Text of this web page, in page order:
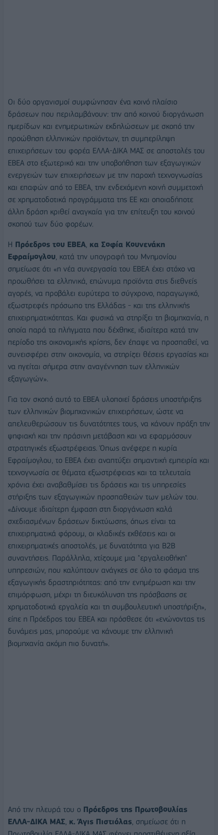
Οι δύο οργανισμοί συμφώνησαν ένα κοινό πλαίσιο
δράσεων που περιλαμβάνουν: την από κοινού διοργάνωση
ημερίδων και ενημερωτικών εκδηλώσεων με σκοπό την
προώθηση ελληνικών προϊόντων, τη συμπερίληψη
επιχειρήσεων του φορέα ΕΛΛΑ-ΔΙΚΑ ΜΑΣ σε αποστολές του
ΕΒΕΑ στο εξωτερικό και την υποβοήθηση των εξαγωγικών
ενεργειών των επιχειρήσεων με την παροχή τεχνογνωσίας
και επαφών από το ΕΒΕΑ, την ενδεχόμενη κοινή συμμετοχή
σε χρηματοδοτικά προγράμματα της ΕΕ και οποιαδήποτε
άλλη δράση κριθεί αναγκαία για την επίτευξη του κοινού
σκοπού των δύο φορέων.
Η Πρόεδρος του ΕΒΕΑ, κα Σοφία Κουνενάκη
Εφραίμογλου, κατά την υπογραφή του Μνημονίου
σημείωσε ότι «η νέα συνεργασία του ΕΒΕΑ έχει στόχο να
προωθήσει τα ελληνικά, επώνυμα προϊόντα στις διεθνείς
αγορές, να προβάλει ευρύτερα το σύγχρονο, παραγωγικό,
εξωστρεφές πρόσωπο της Ελλάδας - και της ελληνικής
επιχειρηματικότητας. Και φυσικά να στηρίξει τη βιομηχανία, η
οποία παρά τα πλήγματα που δέχθηκε, ιδιαίτερα κατά την
περίοδο της οικονομικής κρίσης, δεν έπαψε να προσπαθεί, να
συνεισφέρει στην οικονομία, να στηρίζει θέσεις εργασίας και
να ηγείται σήμερα στην αναγέννηση των ελληνικών
εξαγωγών».
Για τον σκοπό αυτό το ΕΒΕΑ υλοποιεί δράσεις υποστήριξης
των ελληνικών βιομηχανικών επιχειρήσεων, ώστε να
απελευθερώσουν τις δυνατότητες τους, να κάνουν πράξη την
ψηφιακή και την πράσινη μετάβαση και να εφαρμόσουν
στρατηγικές εξωστρέφειας. Όπως ανέφερε η κυρία
Εφραίμογλου, το ΕΒΕΑ έχει αναπτύξει σημαντική εμπειρία και
τεχνογνωσία σε θέματα εξωστρέφειας και τα τελευταία
χρόνια έχει αναβαθμίσει τις δράσεις και τις υπηρεσίες
στήριξης των εξαγωγικών προσπαθειών των μελών του.
«Δίνουμε ιδιαίτερη έμφαση στη διοργάνωση καλά
σχεδιασμένων δράσεων δικτύωσης, όπως είναι τα
επιχειρηματικά φόρουμ, οι κλαδικές εκθέσεις και οι
επιχειρηματικές αποστολές, με δυνατότητα για B2B
συναντήσεις. Παράλληλα, χτίζουμε μια "εργαλειοθήκη"
υπηρεσιών, που καλύπτουν ανάγκες σε όλο το φάσμα της
εξαγωγικής δραστηριότητας: από την ενημέρωση και την
επιμόρφωση, μέχρι τη διευκόλυνση της πρόσβασης σε
χρηματοδοτικά εργαλεία και τη συμβουλευτική υποστήριξη»,
είπε η Πρόεδρος του ΕΒΕΑ και πρόσθεσε ότι «ενώνοντας τις
δυνάμεις μας, μπορούμε να κάνουμε την ελληνική
βιομηχανία ακόμη πιο δυνατή».
Από την πλευρά του ο Πρόεδρος της Πρωτοβουλίας
ΕΛΛΑ-ΔΙΚΑ ΜΑΣ, κ. Άγις Πιστιόλας, σημείωσε ότι η